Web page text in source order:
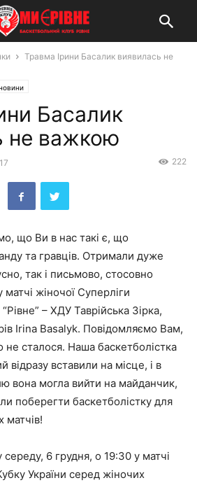
Травма Ірини Басалик виявилась не
Басалик
не важкою
222
що Ви в нас такі є, що
та гравців. Отримали дуже
так і письмово, стосовно
жіночої Суперліги
– ХДУ Таврійська Зірка,
Irina Basalyk. Повідомляємо Вам,
не сталося. Наша баскетболістка
відразу вставили на місце, і в
вона могла вийти на майданчик,
поберегти баскетболістку для
матчів!
6 грудня, о 19:30 у матчі
України серед жіночих